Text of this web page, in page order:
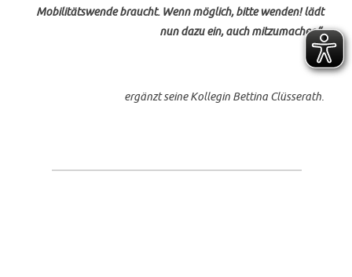
Mobilitätswende braucht. Wenn möglich, bitte wenden! lädt
nun dazu ein, auch mitzumachen“,
ergänzt seine Kollegin Bettina Clüsserath.